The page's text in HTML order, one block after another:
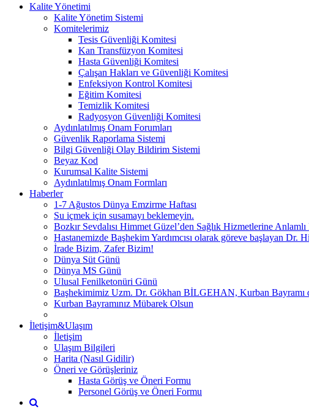
Kalite Yönetimi
Kalite Yönetim Sistemi
Komitelerimiz
Tesis Güvenliği Komitesi
Kan Transfüzyon Komitesi
Hasta Güvenliği Komitesi
Çalışan Hakları ve Güvenliği Komitesi
Enfeksiyon Kontrol Komitesi
Eğitim Komitesi
Temizlik Komitesi
Radyosyon Güvenliği Komitesi
Aydınlatılmış Onam Forumları
Güvenlik Raporlama Sistemi
Bilgi Güvenliği Olay Bildirim Sistemi
Beyaz Kod
Kurumsal Kalite Sistemi
Aydınlatılmış Onam Formları
Haberler
1-7 Ağustos Dünya Emzirme Haftası
Su içmek için susamayı beklemeyin.
Bozkır Sevdalısı Himmet Güzel’den Sağlık Hizmetlerine Anlamlı
Hastanemizde Başhekim Yardımcısı olarak göreve başlayan
İrade Bizim, Zafer Bizim!
Dünya Süt Günü
Dünya MS Günü
Ulusal Fenilketonüri Günü
Başhekimimiz Uzm. Dr. Gökhan BİLGEHAN, Kurban Bayramı
Kurban Bayramınız Mübarek Olsun
İletişim&Ulaşım
İletişim
Ulaşım Bilgileri
Harita (Nasıl Gidilir)
Öneri ve Görüşleriniz
Hasta Görüş ve Öneri Formu
Personel Görüş ve Öneri Formu